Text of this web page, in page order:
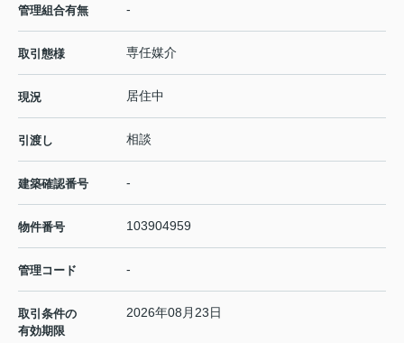
管理組合有無 -
取引態様 専任媒介
現況 居住中
引渡し 相談
建築確認番号 -
物件番号 103904959
管理コード -
取引条件の
有効期限
2026年08月23日